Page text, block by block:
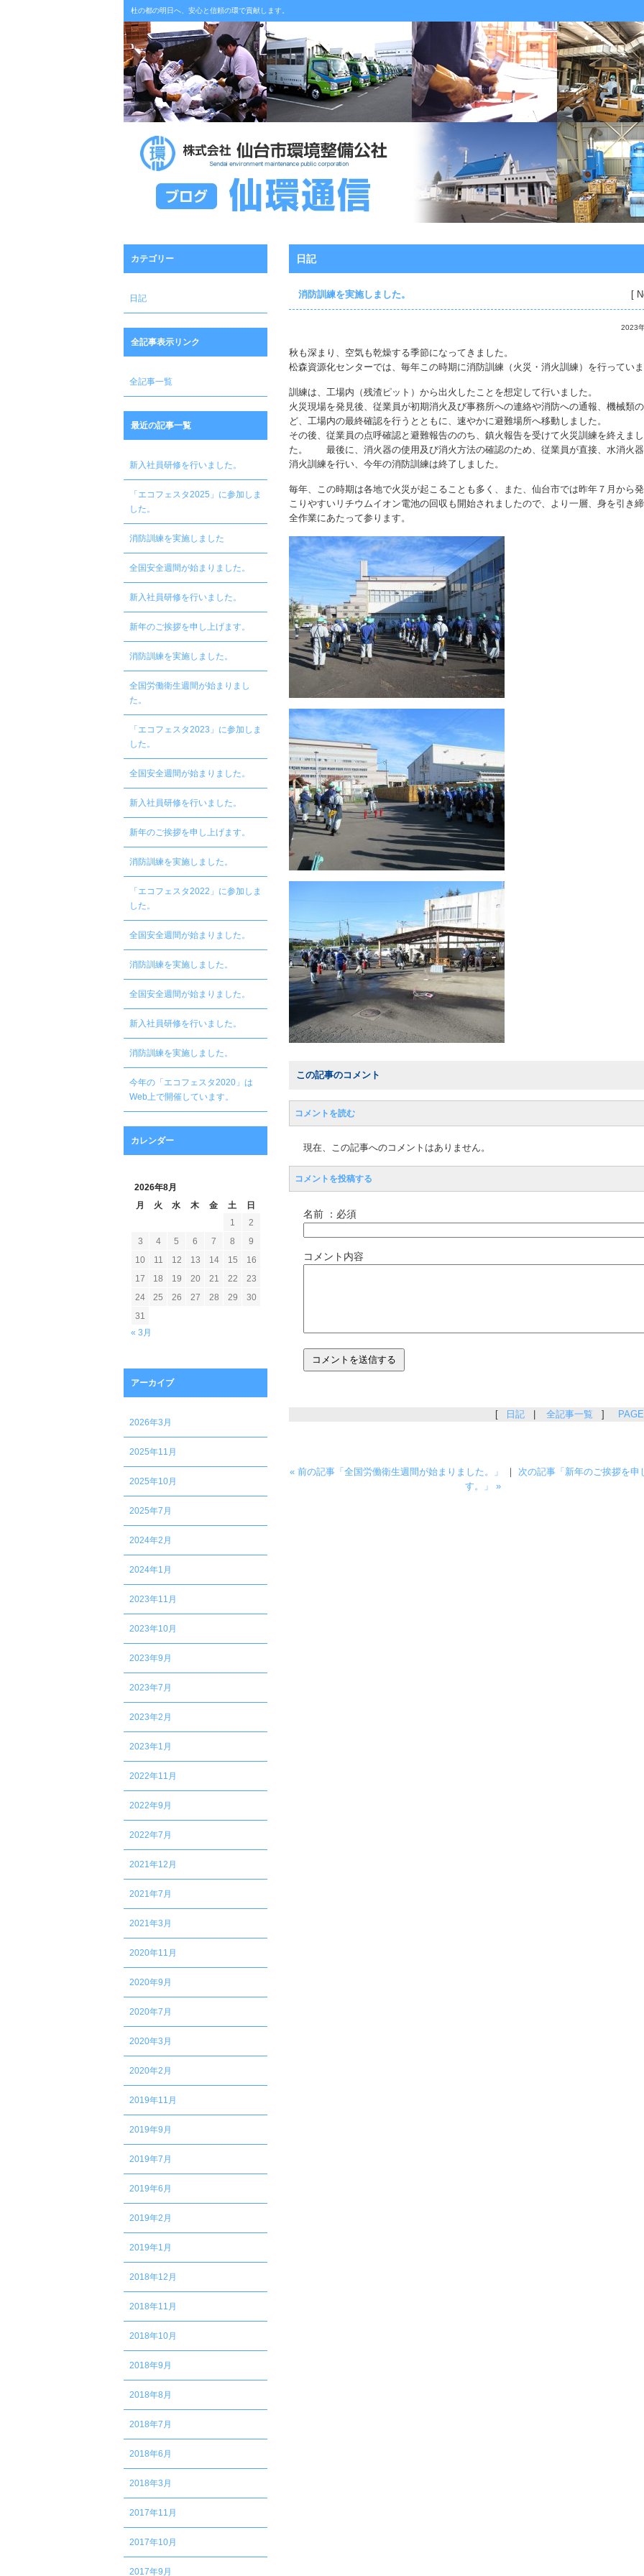
杜の都の明日へ、安心と信頼の環で貢献します。
カテゴリー
日記
全記事表示リンク
全記事一覧
最近の記事一覧
新入社員研修を行いました。
「エコフェスタ2025」に参加しま
した。
消防訓練を実施しました
全国安全週間が始まりました。
新入社員研修を行いました。
新年のご挨拶を申し上げます。
消防訓練を実施しました。
全国労働衛生週間が始まりまし
た。
「エコフェスタ2023」に参加しま
した。
全国安全週間が始まりました。
新入社員研修を行いました。
新年のご挨拶を申し上げます。
消防訓練を実施しました。
「エコフェスタ2022」に参加しま
した。
全国安全週間が始まりました。
消防訓練を実施しました。
全国安全週間が始まりました。
新入社員研修を行いました。
消防訓練を実施しました。
今年の「エコフェスタ2020」は
Web上で開催しています。
カレンダー
2026年8月
月
火 水 木 金 土 日
« 3月
1
2
3
4 5 6 7 8
9
10
11 12 13 14 15
16
17
18 19 20 21 22
23
24
25 26 27 28 29
30
31
アーカイブ
2026年3月
2025年11月
2025年10月
2025年7月
2024年2月
2024年1月
2023年11月
2023年10月
2023年9月
2023年7月
2023年2月
2023年1月
2022年11月
2022年9月
2022年7月
2021年12月
2021年7月
2021年3月
2020年11月
2020年9月
2020年7月
2020年3月
2020年2月
2019年11月
2019年9月
2019年7月
2019年6月
2019年2月
2019年1月
2018年12月
2018年11月
2018年10月
2018年9月
2018年8月
2018年7月
2018年6月
2018年3月
2017年11月
2017年10月
2017年9月
日記
消防訓練を実施しました。 [
2023
秋も深まり、空気も乾燥する季節になってきまし
松森資源化センターでは、毎年この時期に消防訓練（火災・消火訓練）を行っていま
訓練は、工場内（残渣ピット）から出火したことを想定して行いま
火災現場を発見後、従業員が初期消火及び事務所への連絡や消防への通報、機械類
ど、工場内の最終確認を行うとともに、速やかに避難場所へ移動しま
その後、従業員の点呼確認と避難報告ののち、鎮火報告を受けて火災訓練を終えまし
た。 最後に、消火器の使用及び消火方法の確認のため、従業員が直接、水消火
消火訓練を行い、今年の消防訓練は終了しました。
毎年、この時期は各地で火災が起こることも多く、また、仙台市では昨年７月から
こりやすいリチウムイオン電池の回収も開始されましたので、より一層、身を引き
全作業にあたって参ります。
この記事のコメント
コメントを読む
現在、この記事へのコメントはありません。
コメントを投稿する
名前 ：必須
コメント内容
[ 日記 全記事一覧 ]
« 前の記事「全国労働衛生週間が始まりました。」 ｜ 次の記事「新年のご挨拶を申
す。」 »